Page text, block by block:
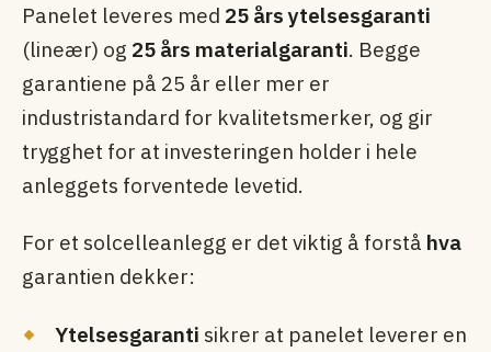
Panelet leveres med 25 års ytelsesgaranti
(lineær) og 25 års materialgaranti. Begge
garantiene på 25 år eller mer er
industristandard for kvalitetsmerker, og gir
trygghet for at investeringen holder i hele
anleggets forventede levetid.
For et solcelleanlegg er det viktig å forstå hva
garantien dekker:
Ytelsesgaranti sikrer at panelet leverer en